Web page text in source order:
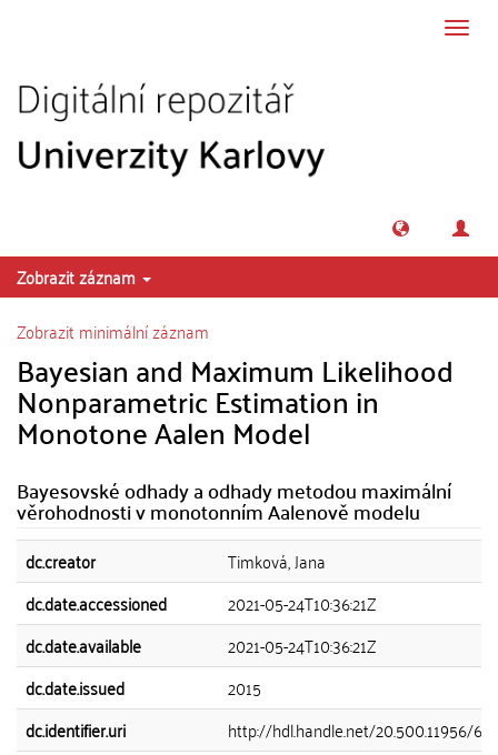
Zobrazit záznam
Zobrazit minimální záznam
Bayesian and Maximum Likelihood
Nonparametric Estimation in
Monotone Aalen Model
Bayesovské odhady a odhady metodou maximální
věrohodnosti v monotonním Aalenově modelu
dc.creator
Timková, Jana
dc.date.accessioned
2021-05-24T10:36:21Z
dc.date.available
2021-05-24T10:36:21Z
dc.date.issued
2015
dc.identifier.uri
http://hdl.handle.net/20.500.11956/